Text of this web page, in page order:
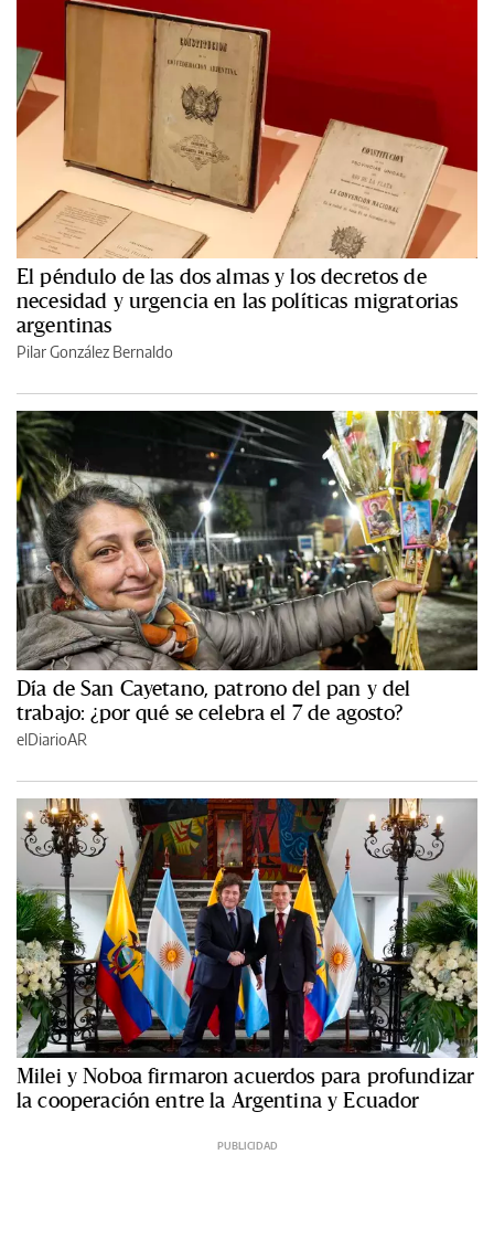
El péndulo de las dos almas y los decretos de
necesidad y urgencia en las políticas migratorias
argentinas
Pilar González Bernaldo
Día de San Cayetano, patrono del pan y del
trabajo: ¿por qué se celebra el 7 de agosto?
elDiarioAR
Milei y Noboa firmaron acuerdos para profundizar
la cooperación entre la Argentina y Ecuador